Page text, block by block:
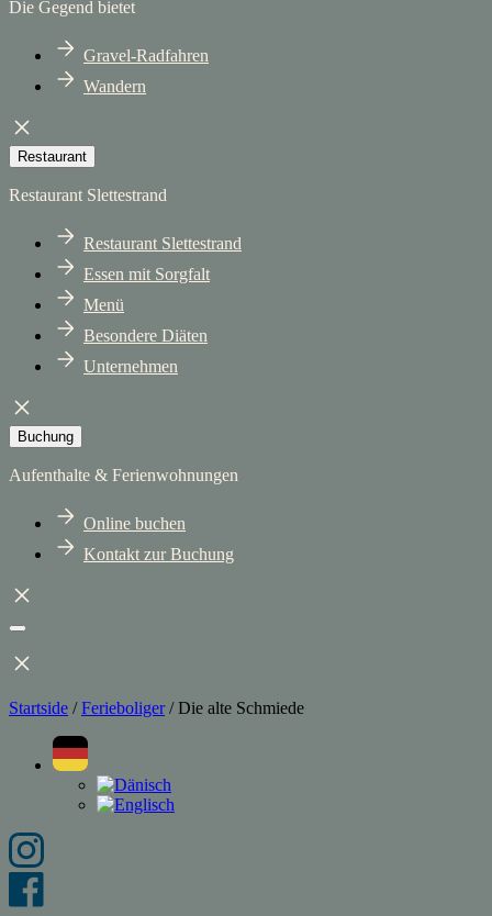
Die Gegend bietet
Gravel-Radfahren
Wandern
Restaurant
Restaurant Slettestrand
Restaurant Slettestrand
Essen mit Sorgfalt
Menü
Besondere Diäten
Unternehmen
Buchung
Aufenthalte & Ferienwohnungen
Online buchen
Kontakt zur Buchung
Startside /Ferieboliger/Die alte Schmiede